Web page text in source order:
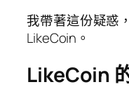
我帶著這份疑惑
LikeCoin。
LikeCoin